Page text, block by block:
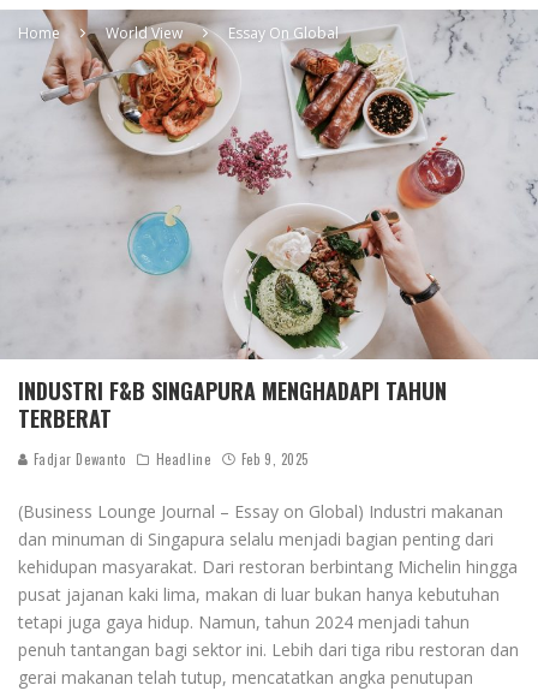
Home World View Essay On Global
INDUSTRI F&B SINGAPURA MENGHADAPI TAHUN
TERBERAT
Fadjar Dewanto Headline Feb 9, 2025
(Business Lounge Journal – Essay on Global) Industri makanan
dan minuman di Singapura selalu menjadi bagian penting dari
kehidupan masyarakat. Dari restoran berbintang Michelin hingga
pusat jajanan kaki lima, makan di luar bukan hanya kebutuhan
tetapi juga gaya hidup. Namun, tahun 2024 menjadi tahun
penuh tantangan bagi sektor ini. Lebih dari tiga ribu restoran dan
gerai makanan telah tutup, mencatatkan angka penutupan